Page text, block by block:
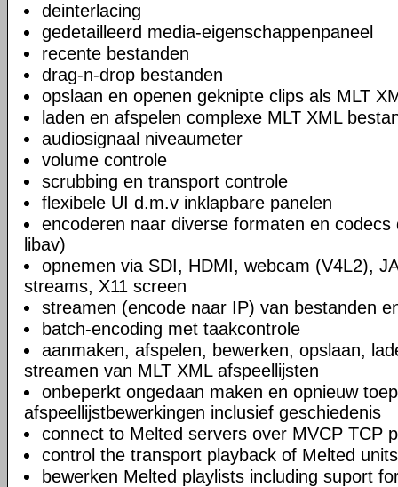
deinterlacing
gedetailleerd media-eigenschappenpaneel
recente bestanden
drag-n-drop bestanden
opslaan en openen geknipte clips als MLT
laden en afspelen complexe MLT XML
audiosignaal niveaumeter
volume controle
scrubbing en transport controle
flexibele UI d.m.v inklapbare panelen
encoderen naar diverse formaten en codecs
libav)
opnemen via SDI, HDMI, webcam (V4L2),
streams, X11 screen
streamen (encode naar IP) van bestanden
batch-encoding met taakcontrole
aanmaken, afspelen, bewerken, opslaan,
streamen van MLT XML afspeellijsten
onbeperkt ongedaan maken en opnieuw
afspeellijstbewerkingen inclusief geschiedenis
connect to Melted servers over MVCP TCP
control the transport playback of Melted units
bewerken Melted playlists including suport